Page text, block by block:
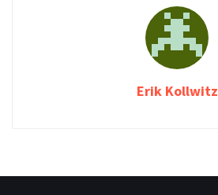
Erik Kollwitz